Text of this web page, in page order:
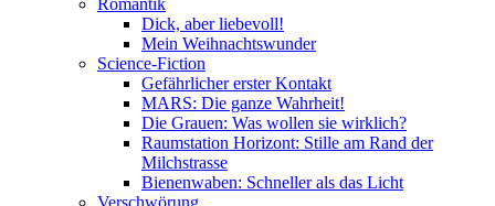
Romantik
Dick, aber liebevoll!
Mein Weihnachtswunder
Science-Fiction
Gefährlicher erster Kontakt
MARS: Die ganze Wahrheit!
Die Grauen: Was wollen sie wirklich?
Raumstation Horizont: Stille am Rand der
Milchstrasse
Bienenwaben: Schneller als das Licht
Verschwörung